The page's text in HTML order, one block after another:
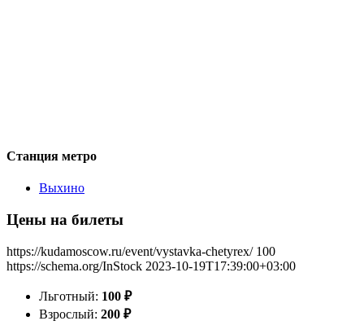
Станция метро
Выхино
Цены на билеты
https://kudamoscow.ru/event/vystavka-chetyrex/ 100
https://schema.org/InStock 2023-10-19T17:39:00+03:00
Льготный: 100 ₽
Взрослый: 200 ₽